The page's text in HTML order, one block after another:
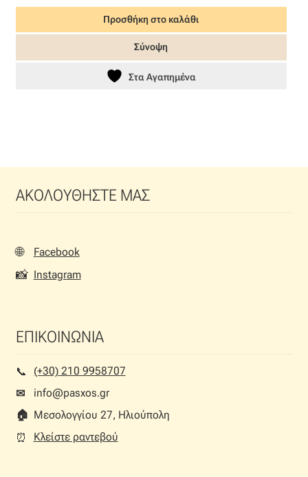
was:
37,90 €.
τιμή
είναι:
Προσθήκη στο καλάθι
Σύνοψη
Στα Αγαπημένα
ΑΚΟΛΟΥΘΗΣΤΕ ΜΑΣ
🌐 Facebook
📸 Instagram
ΕΠΙΚΟΙΝΩΝΙΑ
📞︎
(+30) 210 9958707
✉
info@pasxos.gr
🏠︎ Μεσολογγίου 27, Ηλιούπολη
⏰︎
Κλείστε ραντεβού